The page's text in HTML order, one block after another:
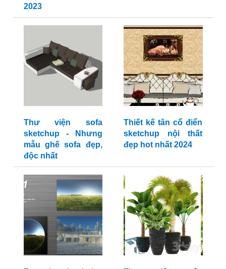
2023
Thư viện sofa
sketchup - Nhưng
mẫu ghế sofa đẹp,
độc nhất
Thiết kế tân cổ điển
sketchup nội thất
đẹp hot nhất 2024